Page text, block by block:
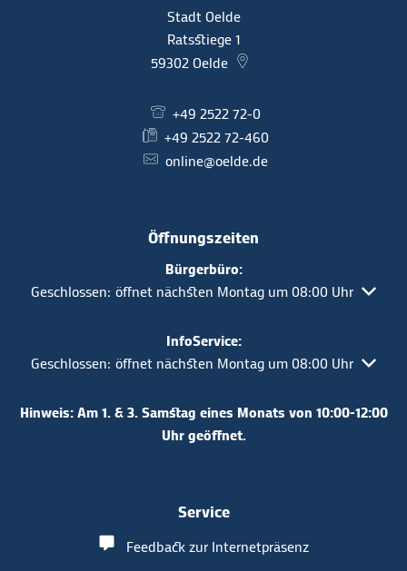
Stadt Oelde
Ratsstiege 1
59302 Oelde
+49 2522 72-0
+49 2522 72-460
online@oelde.de
Öffnungszeiten
Bürgerbüro:
Klicken, um weitere Öffnungs- oder Schließzeiten
Geschlossen: öffnet nächsten Montag um 08:00 Uhr
InfoService:
Klicken, um weitere Öffnungs- oder Schließzeiten
Geschlossen: öffnet nächsten Montag um 08:00 Uhr
Hinweis: Am 1. & 3. Samstag eines Monats von 10:00-12:00
Uhr geöffnet.
Service
Feedback zur Internetpräsenz